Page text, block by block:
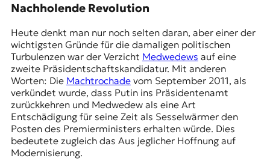
d
e
d
e
n
k
o
m
p
e
t
Nachholende Revolution
Heute denkt man nur noch selten daran, aber einer der
wichtigsten Gründe für die damaligen politischen
Turbulenzen war der Verzicht Medwedews auf eine
zweite Präsidentschaftskandidatur. Mit anderen
Worten: Die Machtrochadevom September 2011, als
verkündet wurde, dass Putin ins Präsidentenamt
zurückkehren und Medwedew als eine Art
Entschädigung für seine Zeit als Sesselwärmer den
Posten des Premierministers erhalten würde. Dies
bedeutete zugleich das Aus jeglicher Hoffnung auf
Modernisierung.